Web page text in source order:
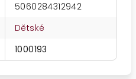
5060284312942
Dětské
1000193